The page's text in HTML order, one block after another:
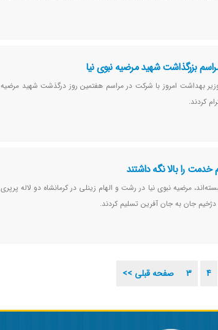
بزرگذاشت شهید مرضیه نبوی نیا
بهداشت امروز با شرکت در مراسم هفتمین روز درگذشت شهید مرضیه
کردند.
را بالا نگه داشتند
مرضیه نبوی نیا در رشت و الهام زینلی در کرمانشاه دو لاله پرپری
جان به جان آفرین تسلیم کردند.
<< صفحه قبلی 3 4